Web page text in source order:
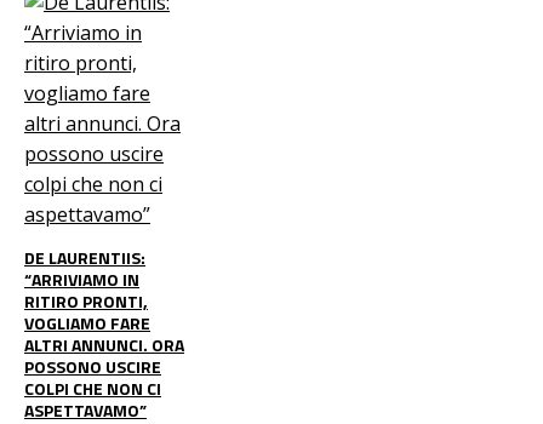
DE LAURENTIIS:
“ARRIVIAMO IN
RITIRO PRONTI,
VOGLIAMO FARE
ALTRI ANNUNCI. ORA
POSSONO USCIRE
COLPI CHE NON CI
ASPETTAVAMO”